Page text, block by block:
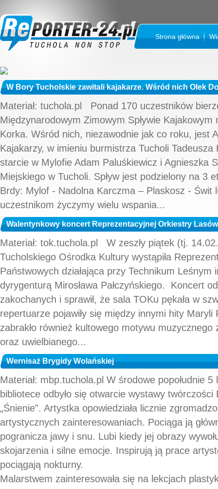
Strona główna
W Bory Tucholskie zawitali kajakarze. Wśród nich Olek
Materiał: tuchola.pl Ponad 170 uczestników
Międzynarodowym Zimowym Spływie
Korka. Wśród nich, niezawodnie jak co roku, jest
Kajakarzy, w imieniu burmistrza Tucholi
starcie w Mylofie Adam Paluśkiewicz i Agnieszka
Miejskiego w Tucholi. Spływ jest podzielony na 3
Brdy: Mylof - Nadolna Karczma – Plaskosz - Świt
uczestnikom życzymy wielu wspania...
Walentynkowy koncert Reprezentacyjnej Orkiestry
Materiał: tok.tuchola.pl W zeszły piątek (tj.
Tucholskiego Ośrodka Kultury wystąpiła
Państwowych działająca przy Technikum Leśnym
dyrygenturą Mirosława Pałczyńskiego. Koncert
zakochanych i sprawił, że sala TOKu pękała w
repertuarze pojawiły się między innymi hity
zabrakło również kultowego motywu muzycznego
oraz uwielbianego...
Wernisaż Brygidy Wolańskiej
Materiał: mbp.tuchola.pl W środowe popołudnie
bibliotece odbyło się otwarcie wystawy
„Śnienie”. Artystka opowiedziała licznie
artystycznych zainteresowaniach. Pociąga ją
pogranicza jawy i snu. Lubi kiedy jej obrazy
skojarzenia i silne emocje. Inspirują ją prace
pociągają nokturny.
Malarstwem zainteresowała się na lekcjach